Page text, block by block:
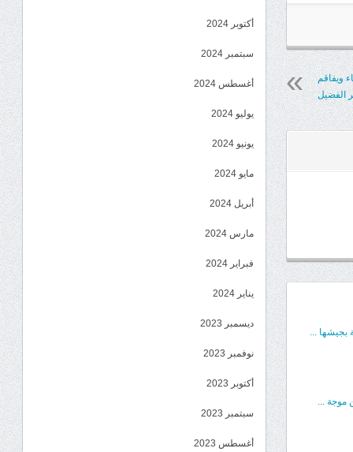
ويفاقم
الفضيل
بجيشها ...
...
أكتوبر 2024
سبتمبر 2024
أغسطس 2024
يوليو 2024
يونيو 2024
مايو 2024
أبريل 2024
مارس 2024
فبراير 2024
يناير 2024
ديسمبر 2023
نوفمبر 2023
أكتوبر 2023
سبتمبر 2023
أغسطس 2023